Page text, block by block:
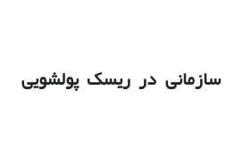
در ریسک پولشویی